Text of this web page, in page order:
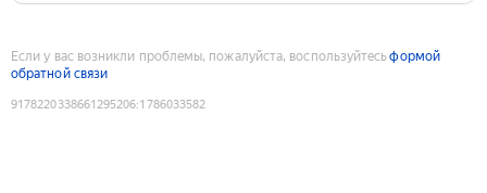
Если у вас возникли проблемы, пожалуйста, воспользуйтесьформой
обратной связи
9178220338661295206:1786033582